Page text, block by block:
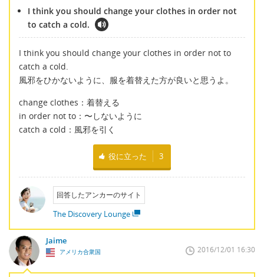
I think you should change your clothes in order not
to catch a cold.
I think you should change your clothes in order not to
catch a cold.
風邪をひかないように、服を着替えた方が良いと思うよ。
change clothes：着替える
in order not to：〜しないように
catch a cold：風邪を引く
役に立った 3
回答したアンカーのサイト
The Discovery Lounge
Jaime
アメリカ合衆国 2016/12/01 16:30